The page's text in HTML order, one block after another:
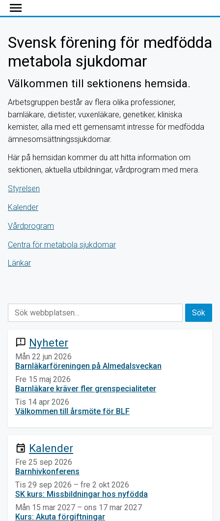
menu
Svensk förening för medfödda
metabola sjukdomar
Välkommen till sektionens hemsida.
Arbetsgruppen består av flera olika professioner,
barnläkare, dietister, vuxenläkare, genetiker, kliniska
kemister, alla med ett gemensamt intresse för medfödda
ämnesomsättningssjukdomar.
Här på hemsidan kommer du att hitta information om
sektionen, aktuella utbildningar, vårdprogram med mera.
Styrelsen
Kalender
Vårdprogram
Centra för metabola sjukdomar
Länkar
announcement Nyheter
Mån 22 jun 2026
Barnläkarföreningen på Almedalsveckan
Fre 15 maj 2026
Barnläkare kräver fler grenspecialiteter
Tis 14 apr 2026
Välkommen till årsmöte för BLF
event Kalender
Fre 25 sep 2026
Barnhivkonferens
Tis 29 sep 2026 – fre 2 okt 2026
SK kurs: Missbildningar hos nyfödda
Mån 15 mar 2027 – ons 17 mar 2027
Kurs: Akuta förgiftningar